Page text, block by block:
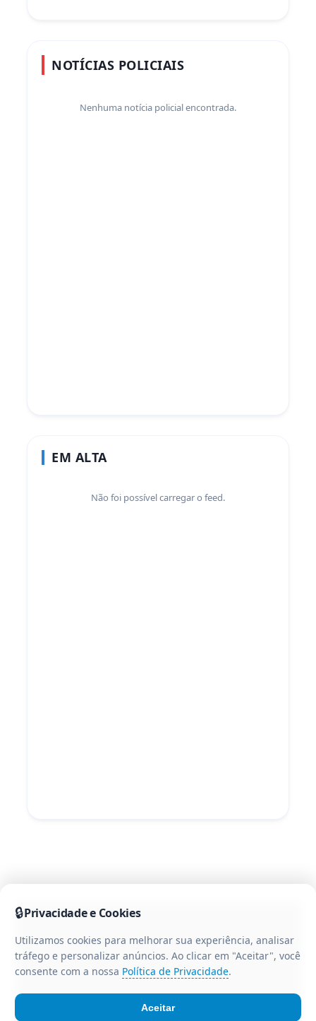
NOTÍCIAS POLICIAIS
Nenhuma notícia policial encontrada.
EM ALTA
Não foi possível carregar o feed.
🔒Privacidade e Cookies
Utilizamos cookies para melhorar sua experiência, analisar
tráfego e personalizar anúncios. Ao clicar em "Aceitar", você
consente com a nossa Política de Privacidade.
Aceitar